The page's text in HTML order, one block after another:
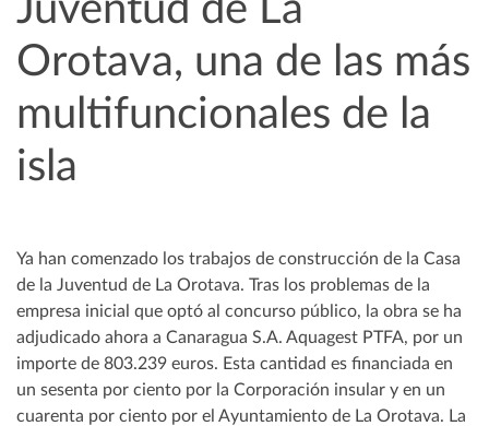
Juventud de La
Orotava, una de las más
multifuncionales de la
isla
Ya han comenzado los trabajos de construcción de la Casa
de la Juventud de La Orotava. Tras los problemas de la
empresa inicial que optó al concurso público, la obra se ha
adjudicado ahora a Canaragua S.A. Aquagest PTFA, por un
importe de 803.239 euros. Esta cantidad es financiada en
un sesenta por ciento por la Corporación insular y en un
cuarenta por ciento por el Ayuntamiento de La Orotava. La